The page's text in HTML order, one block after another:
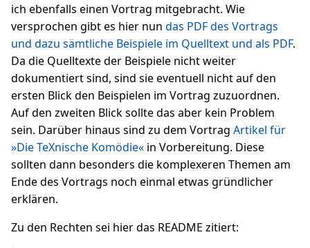
ich ebenfalls einen Vortrag mitgebracht. Wie
versprochen gibt es hier nun das PDF des Vortrags
und dazu sämtliche Beispiele im Quelltext und als PDF.
Da die Quelltexte der Beispiele nicht weiter
dokumentiert sind, sind sie eventuell nicht auf den
ersten Blick den Beispielen im Vortrag zuzuordnen.
Auf den zweiten Blick sollte das aber kein Problem
sein. Darüber hinaus sind zu dem Vortrag Artikel für
»Die TeXnische Komödie« in Vorbereitung. Diese
sollten dann besonders die komplexeren Themen am
Ende des Vortrags noch einmal etwas gründlicher
erklären.
Zu den Rechten sei hier das README zitiert: